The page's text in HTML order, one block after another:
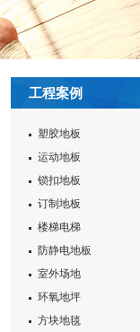
工程案例
塑胶地板
运动地板
锁扣地板
订制地板
楼梯电梯
防静电地板
室外场地
环氧地坪
方块地毯